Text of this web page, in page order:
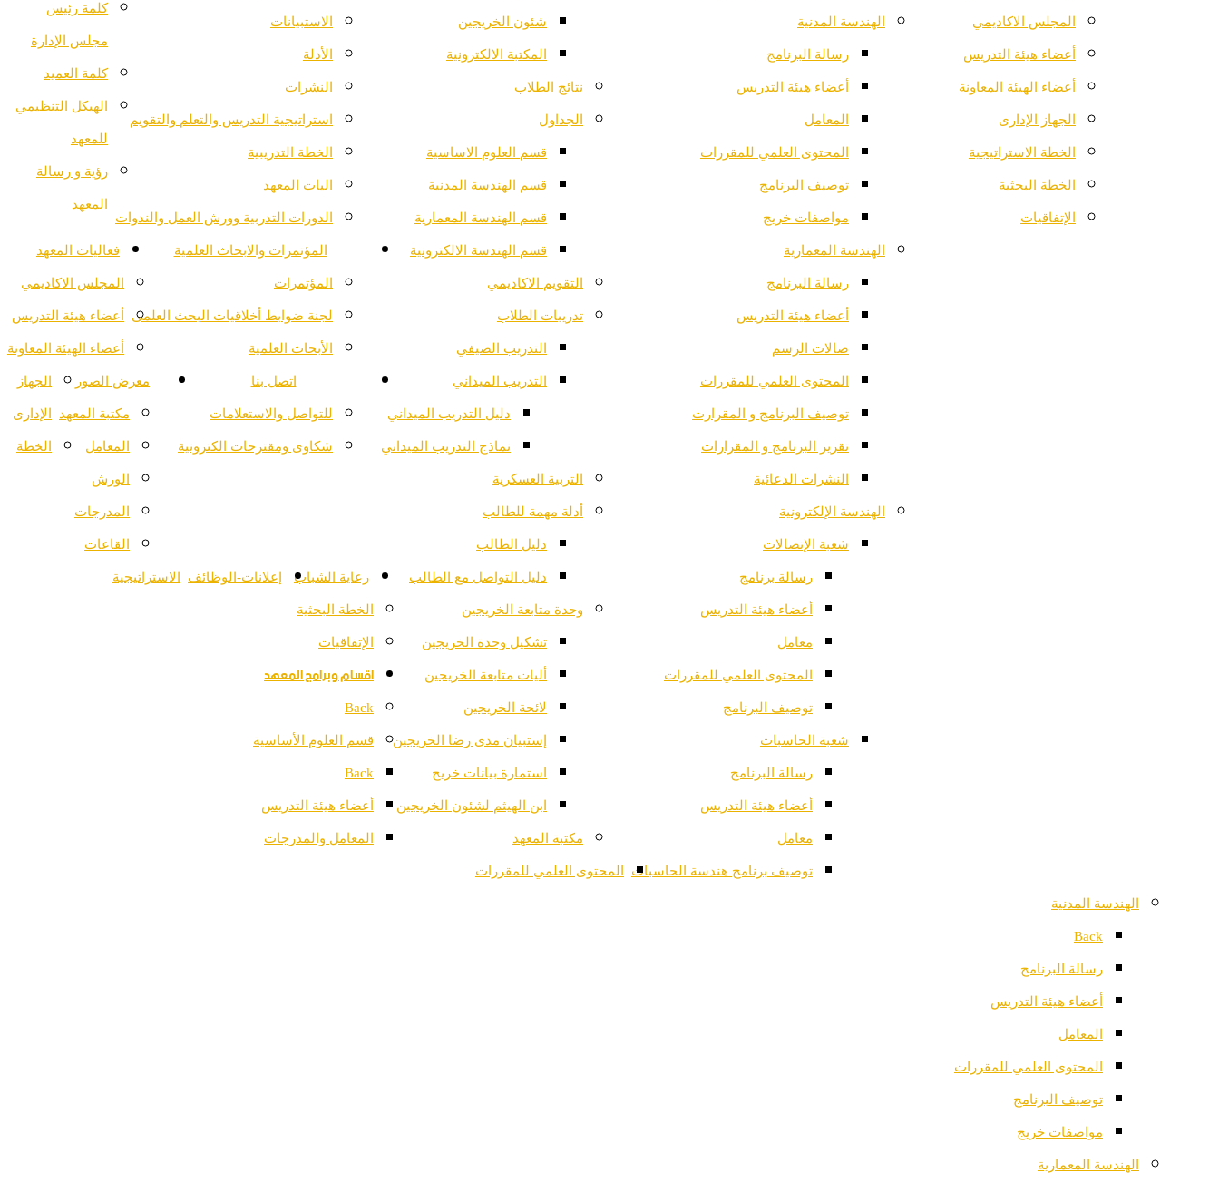
المجلس الاكاديمي
أعضاء هيئة التدريس
أعضاء الهيئة المعاونة
الجهاز الإدارى
الخطة الاستراتيجية
الخطة البحثية
الإتفاقيات
الهندسة المدنية
رسالة البرنامج
أعضاء هيئة التدريس
المعامل
المحتوى العلمي للمقررات
توصيف البرنامج
مواصفات خريج
الهندسة المعمارية
رسالة البرنامج
أعضاء هيئة التدريس
صالات الرسم
المحتوى العلمي للمقررات
توصيف البرنامج و المقرارت
تقرير البرنامج و المقرارات
النشرات الدعائية
الهندسة الإلكترونية
شعبة الإتصالات
رسالة برنامج
أعضاء هيئة التدريس
معامل
المحتوى العلمي للمقررات
توصيف البرنامج
شعبة الحاسبات
رسالة البرنامج
أعضاء هيئة التدريس
معامل
توصيف برنامج هندسة الحاسبات
شئون الخريجين
المكتبة الالكترونية
نتائج الطلاب
الجداول
قسم العلوم الاساسية
قسم الهندسة المدنية
قسم الهندسة المعمارية
قسم الهندسة الالكترونية
التقويم الاكاديمي
تدريبات الطلاب
التدريب الصيفي
التدريب الميداني
دليل التدريب الميداني
نماذج التدريب الميداني
التربية العسكرية
أدلة مهمة للطالب
دليل الطالب
دليل التواصل مع الطالب
وحدة متابعة الخريجين
تشكيل وحدة الخريجين
أليات متابعة الخريجين
لائحة الخريجين
إستبيان مدى رضا الخريجين
استمارة بيانات خريج
ابن الهيثم لشئون الخريجين
مكتبة المعهد
الاستبيانات
الأدلة
النشرات
استراتيجية التدريس والتعلم والتقويم
الخطة التدريبية
اليات المعهد
الدورات التدربية وورش العمل والندوات
المؤتمرات والابحاث العلمية
المؤتمرات
لجنة ضوابط أخلاقيات البحث العلمى
الأبحاث العلمية
فعاليات المعهد
اتصل بنا
للتواصل والاستعلامات
شكاوى ومقترحات الكترونية
معرض الصور
مكتبة المعهد
المعامل
الورش
المدرجات
القاعات
رعاية الشباب إعلانات-الوظائف
كلمة رئيس
مجلس الإدارة
كلمة العميد
الهيكل التنظيمي
للمعهد
رؤية و رسالة
المعهد
المجلس الاكاديمي
أعضاء هيئة التدريس
أعضاء الهيئة المعاونة
الجهاز
الإدارى
الخطة
الاستراتيجية
الخطة البحثية
الإتفاقيات
اقسام وبرامج المعهد
Back
قسم العلوم الأساسية
Back
أعضاء هيئة التدريس
المعامل والمدرجات
المحتوى العلمي للمقررات
الهندسة المدنية
Back
رسالة البرنامج
أعضاء هيئة التدريس
المعامل
المحتوى العلمي للمقررات
توصيف البرنامج
مواصفات خريج
الهندسة المعمارية